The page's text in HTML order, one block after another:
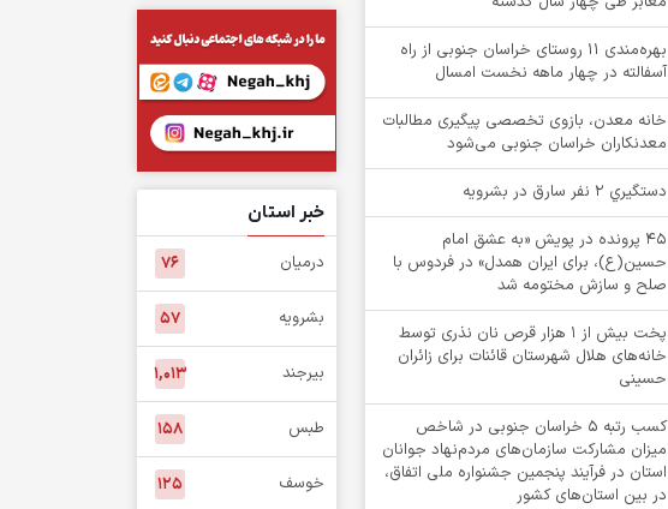
بهره‌مندی ۱۱ روستای خراسان جنوبی از راه
آسفالته در چهار ماهه نخست امسال
خانه معدن، بازوی تخصصی پیگیری مطالبات
معدنکاران خراسان جنوبی می‌شود
دستگيري 2 نفر سارق در بشرويه
۴۵ پرونده در پویش «به عشق امام
حسین(ع)، برای ایران همدل» در فردوس با
صلح و سازش مختومه شد
پخت بیش از 1 هزار قرص نان نذری توسط
خانه‌های هلال شهرستان قائنات برای زائران
حسینی
کسب رتبه ۵ خراسان جنوبی در شاخص
میزان مشارکت سازمان‌های مردم‌نهاد جوانان
استان در فرآیند پنجمین جشنواره ملی اتفاق،
در بین استان‌های کشور
خبر استان
درمیان ۷۶
بشرویه ۵۷
بیرجند ۱,۰۱۳
طبس ۱۵۸
خوسف ۱۲۵